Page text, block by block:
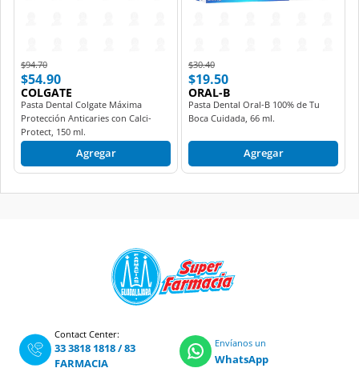
Price reduced from
$94.70to
$54.90
COLGATE
Pasta Dental Colgate Máxima
Protección Anticaries con Calci-
Protect, 150 ml.
Agregar
Price reduced from
$30.40to
$19.50
ORAL-B
Pasta Dental Oral-B 100% de Tu
Boca Cuidada, 66 ml.
Agregar
Contact Center:
33 3818 1818/83
FARMACIA
Envíanos un
WhatsApp